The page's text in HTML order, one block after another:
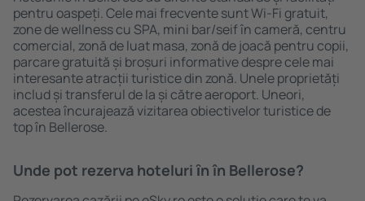
pentru oaspeți. Cele mai frecvente sunt Wi-Fi gratuit,
zone de wellness cu SPA, mini bar/seif în cameră, centru
comercial, zonă de luat masa, zonă de joacă pentru copii,
parcare gratuită și broșuri informative despre cele mai
interesante atracții turistice din zonă. Unele proprietăți
includ și transferul de la și către aeroport. Uneori,
acestea încurajează vizitarea obiectivelor turistice de
top în Bellerose.
Unde pot rezerva hoteluri ȋn în Bellerose?